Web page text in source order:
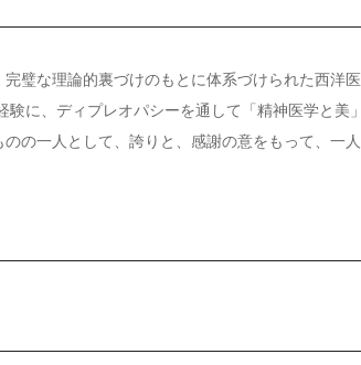
璧な理論的裏づけのもとに体系づけられた西洋医
に、ディプレオパシーを通して「精神医学と美」
の一人として、誇りと、感謝の意をもって、一人